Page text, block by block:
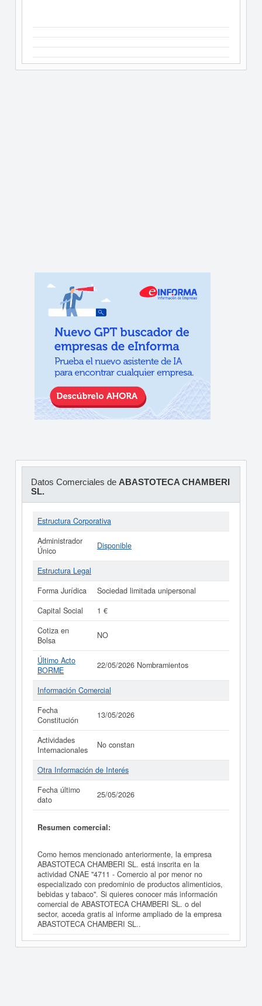
Datos Comerciales de ABASTOTECA CHAMBERI
SL.
Estructura Corporativa
Administrador
Único
Disponible
Estructura Legal
Forma Jurídica
Sociedad limitada unipersonal
Capital Social
1 €
Cotiza en
Bolsa
NO
Último Acto
BORME
22/05/2026 Nombramientos
Información Comercial
Fecha
Constitución
13/05/2026
Actividades
Internacionales
No constan
Otra Información de Interés
Fecha último
dato
25/05/2026
Resumen comercial:
Como hemos mencionado anteriormente, la empresa
ABASTOTECA CHAMBERI SL. está inscrita en la
actividad CNAE "4711 - Comercio al por menor no
especializado con predominio de productos alimenticios,
bebidas y tabaco". Si quieres conocer más información
comercial de ABASTOTECA CHAMBERI SL. o del
sector, acceda gratis al informe ampliado de la empresa
ABASTOTECA CHAMBERI SL..